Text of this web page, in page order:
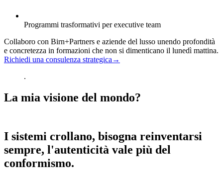
Programmi trasformativi per executive team
Collaboro con Birn+Partners e aziende del lusso unendo profondità
e concretezza in formazioni che non si dimenticano il lunedì mattina.
Richiedi una consulenza strategica→
.
La mia visione del mondo?
I sistemi crollano, bisogna reinventarsi
sempre, l'autenticità vale più del
conformismo.